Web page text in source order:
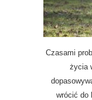
Czasami
życia
wrócić do